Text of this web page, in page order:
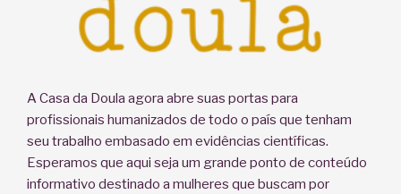
A Casa da Doula agora abre suas portas para
profissionais humanizados de todo o país que tenham
seu trabalho embasado em evidências científicas.
Esperamos que aqui seja um grande ponto de conteúdo
informativo destinado a mulheres que buscam por